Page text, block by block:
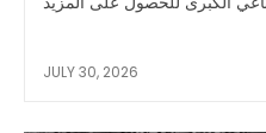
JULY 30, 2026